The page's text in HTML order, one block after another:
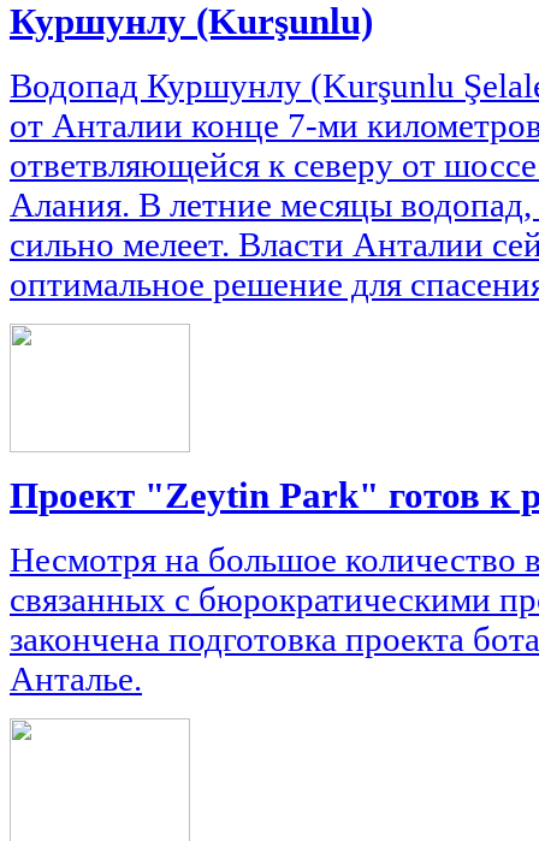
Куршунлу (Kurşunlu)
Водопад Куршунлу (Kurşunlu
от Анталии конце 7-ми
ответвляющейся к северу от
Алания. В летние месяцы
сильно мелеет. Власти Анталии
оптимальное решение для
Проект "Zeytin Park" готов к
Несмотря на большое количество
связанных с бюрократическими
закончена подготовка проекта
Анталье.